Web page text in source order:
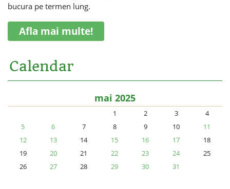
bucura pe termen lung.
Afla mai multe!
Calendar
mai 2025
1 2 3
4
5
6 7 8 9 10
11
12
13 14 15 16 17
18
19
20 21 22 23 24
25
26
27 28 29 30 31